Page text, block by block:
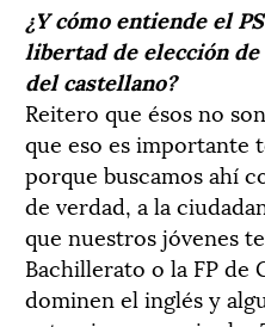
¿Y cómo entiende el
libertad de elección
del castellano?
Reitero que ésos no
que eso es importante
porque buscamos ahí
de verdad, a la
que nuestros jóvenes
Bachillerato o la FP de
dominen el inglés y